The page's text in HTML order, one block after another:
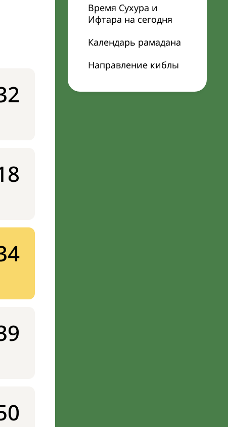
Время Сухура и
Ифтара на сегодня
Календарь рамадана
Направление киблы